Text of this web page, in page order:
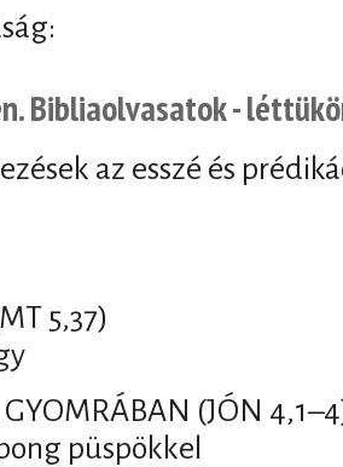
Bibliaolvasatok -
az esszé és
5,37)
(JÓN
püspökkel